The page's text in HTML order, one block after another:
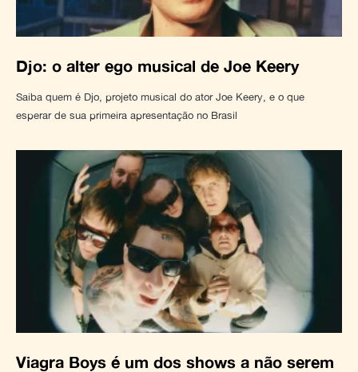
Djo: o alter ego musical de Joe Keery
Saiba quem é Djo, projeto musical do ator Joe Keery, e o que
esperar de sua primeira apresentação no Brasil
Viagra Boys é um dos shows a não serem